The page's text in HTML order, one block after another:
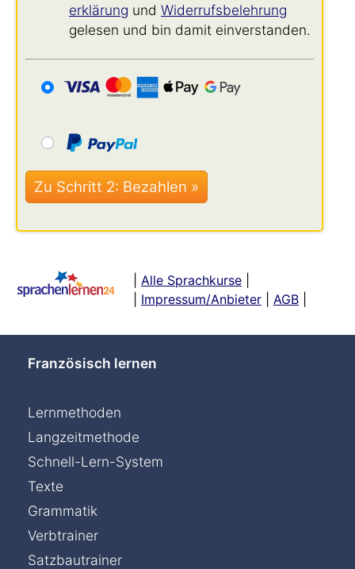
erklärung und Widerrufs­belehrung
gelesen und bin damit einverstanden.
Alle Sprachkurse
Impressum/Anbieter AGB
Französisch lernen
Lernmethoden
Langzeitmethode
Schnell-Lern-System
Texte
Grammatik
Verbtrainer
Satzbautrainer